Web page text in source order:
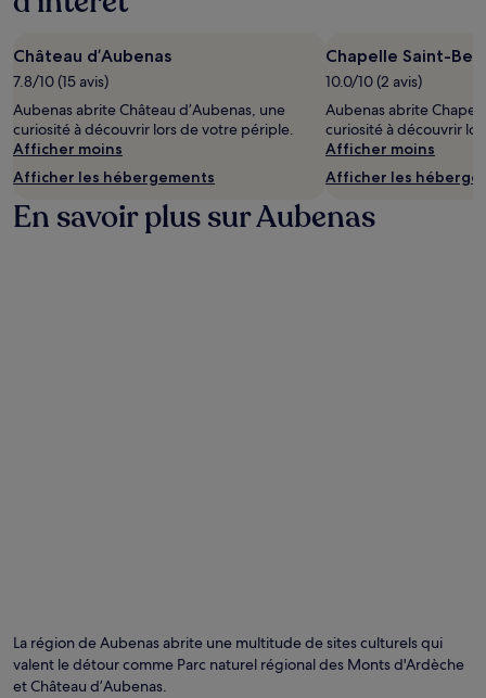
Château d’Aubenas
7.8/10 (15 avis)
Aubenas abrite Château d’Aubenas, une
curiosité à découvrir lors de votre périple.
Afficher moins
Afficher les hébergements
Chapelle Saint-
10.0/10 (2 avis)
Aubenas abrite
curiosité à découvrir
Afficher moins
Afficher les
En savoir plus sur Aubenas
La région de Aubenas abrite une multitude de sites culturels qui
valent le détour comme Parc naturel régional des Monts d'Ardèche
et Château d’Aubenas.